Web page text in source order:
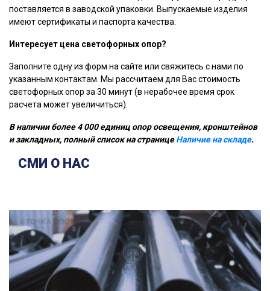
поставляется в заводской упаковки. Выпускаемые изделия
имеют сертификаты и паспорта качества.
Интересует цена светофорных опор?
Заполните одну из форм на сайте или свяжитесь с нами по
указанным контактам. Мы рассчитаем для Вас стоимость
светофорных опор за 30 минут (в нерабочее время срок
расчета может увеличиться).
В наличии более 4 000 единиц опор освещения, кронштейнов
и закладных, полный список на страницеНаличие на складе.
СМИ О НАС